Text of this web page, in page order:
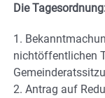
Die
1.
nichtöffentlichen
2. Antrag auf